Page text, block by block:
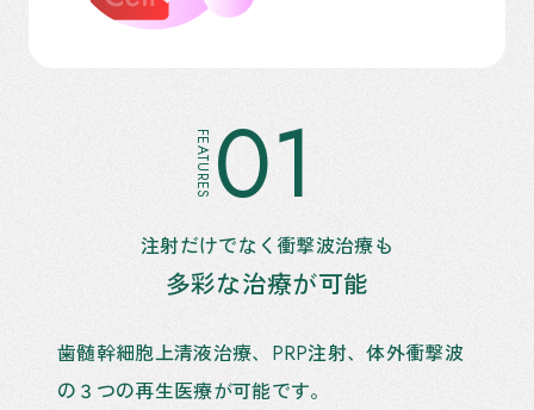
FEATURES01
注射だけでなく衝撃波治療も
多彩な治療が可能
歯髄幹細胞上清液治療、PRP注射、体外衝撃波
の３つの再生医療が可能です。